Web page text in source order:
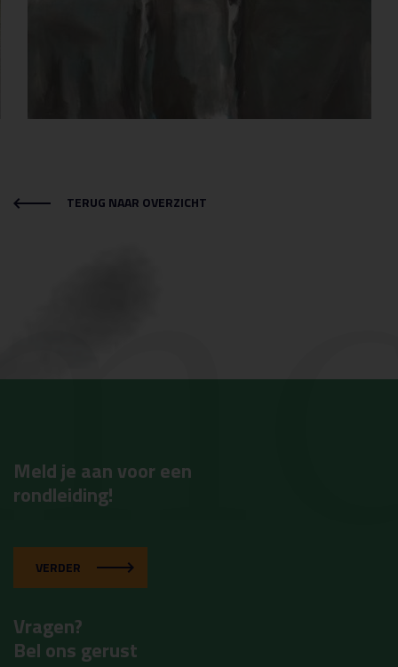
TERUG NAAR OVERZICHT
Meld je aan voor een
rondleiding!
VERDER
Vragen?
Bel ons gerust